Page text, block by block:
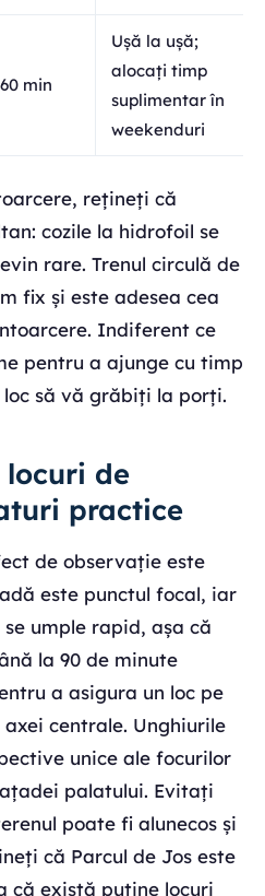
min
Ușă la ușă;
alocați timp
suplimentar în
weekenduri
rețineți că
cozile la hidrofoil se
rare. Trenul circulă de
fix și este adesea cea
Indiferent ce
pentru a ajunge cu timp
loc să vă grăbiți la porți.
locuri de
practice
de observație este
este punctul focal, iar
umple rapid, așa că
la 90 de minute
a asigura un loc pe
centrale. Unghiurile
unice ale focurilor
palatului. Evitați
poate fi alunecos și
că Parcul de Jos este
că există puține locuri